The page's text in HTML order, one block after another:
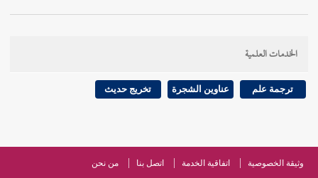
الخدمات العلمية
ترجمة علم عناوين الشجرة تخريج حديث
وثيقة الخصوصية اتفاقية الخدمة اتصل بنا من نحن